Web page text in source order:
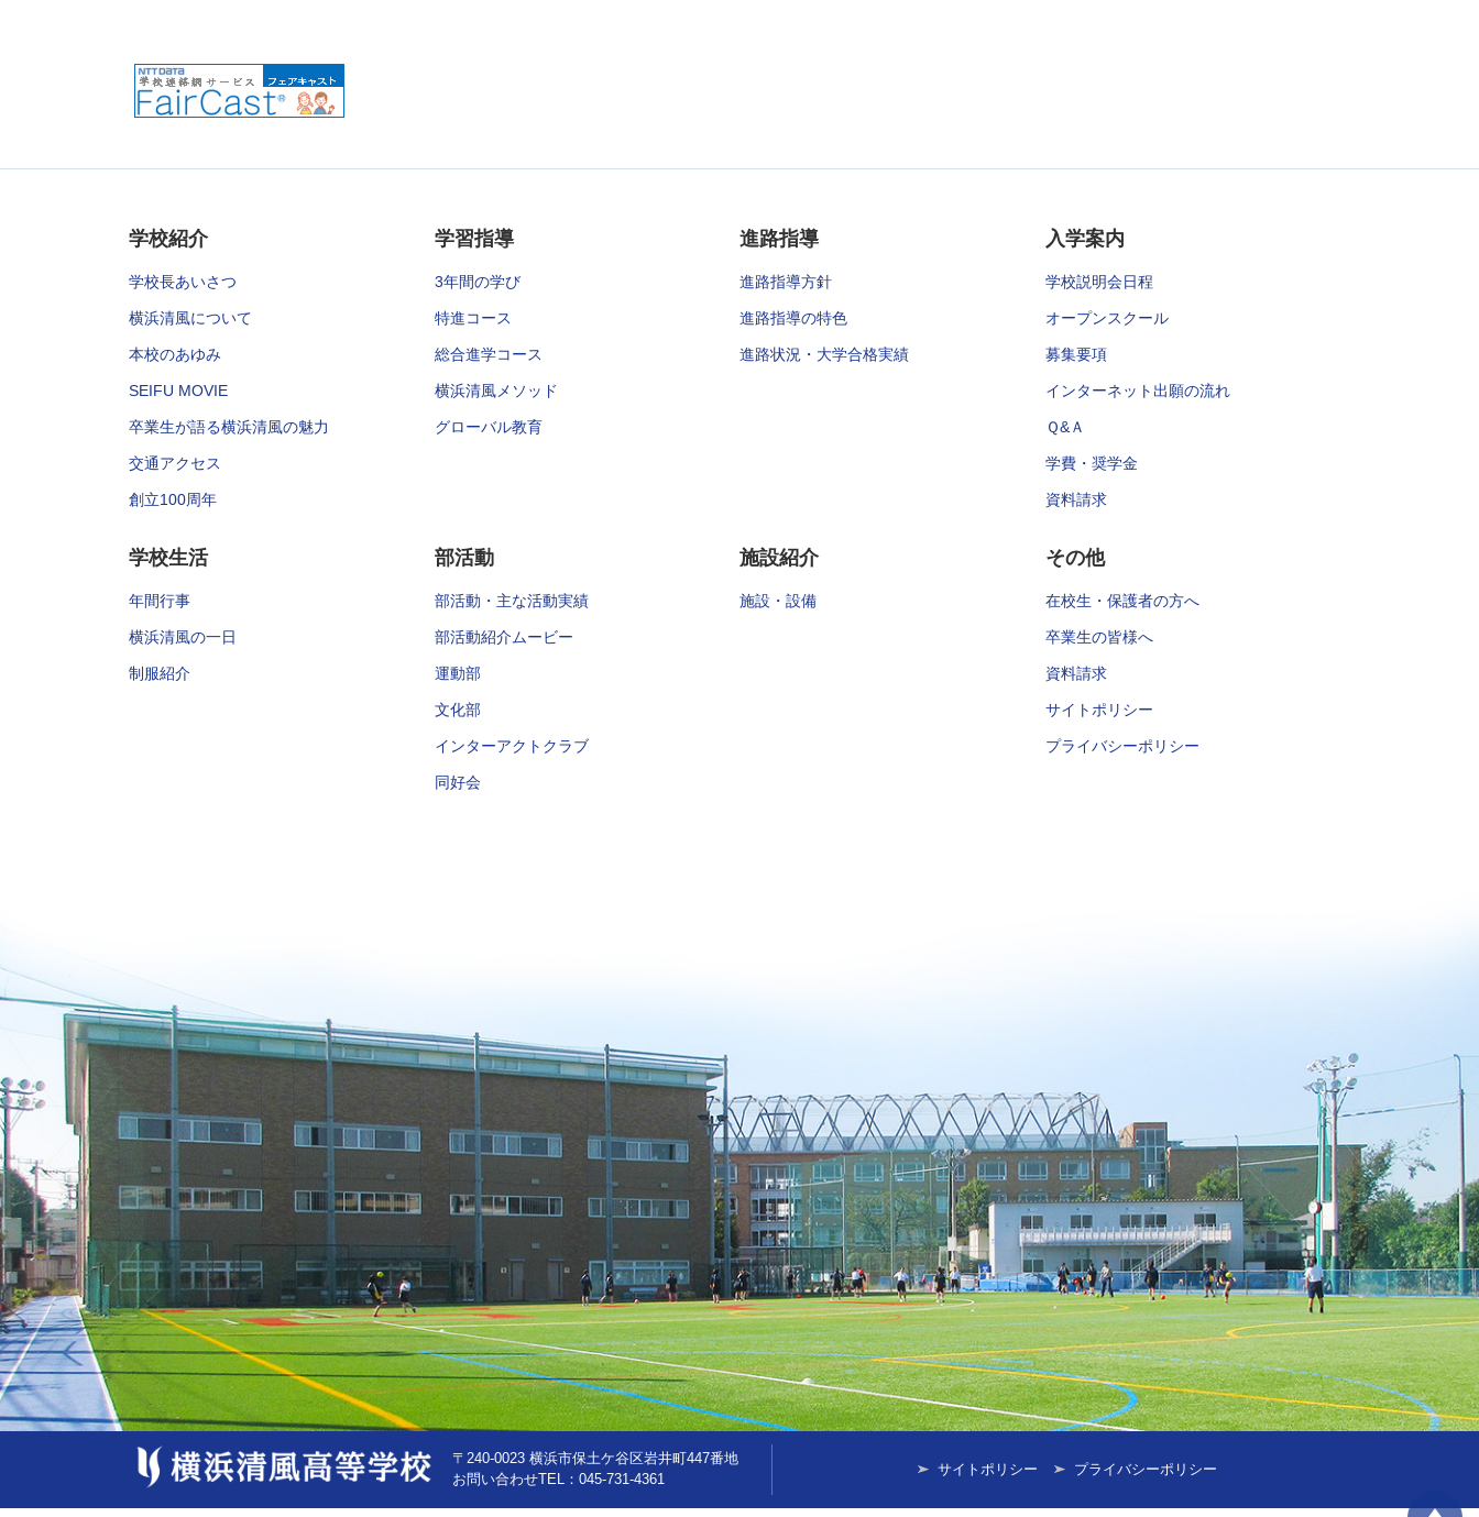
学校紹介
学校長あいさつ
横浜清風について
本校のあゆみ
SEIFU MOVIE
卒業生が語る横浜清風の魅力
交通アクセス
創立100周年
学習指導
3年間の学び
特進コース
総合進学コース
横浜清風メソッド
グローバル教育
進路指導
進路指導方針
進路指導の特色
進路状況・大学合格実績
入学案内
学校説明会日程
オープンスクール
募集要項
インターネット出願の流れ
Ｑ&Ａ
学費・奨学金
資料請求
学校生活
年間行事
横浜清風の一日
制服紹介
部活動
部活動・主な活動実績
部活動紹介ムービー
運動部
文化部
インターアクトクラブ
同好会
施設紹介
施設・設備
その他
在校生・保護者の方へ
卒業生の皆様へ
資料請求
サイトポリシー
プライバシーポリシー
〒240-0023 横浜市保土ケ谷区岩井町447番地
お問い合わせTEL： 045-731-4361
サイトポリシー プライバシーポリシー